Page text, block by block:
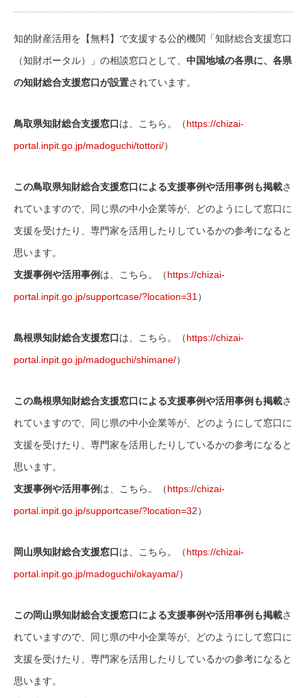
知的財産活用を【無料】で支援する公的機関「知財総合支援窓口
（知財ポータル）」の相談窓口として、 中国地域の各県に、各県
の知財総合支援窓口が設置されています。
鳥取県知財総合支援窓口は、こちら。（https://chizai-
portal.inpit.go.jp/madoguchi/tottori/）
この鳥取県知財総合支援窓口による支援事例や活用事例も掲載さ
れていますので、同じ県の中小企業等が、どのようにして窓口に
支援を受けたり、専門家を活用したりしているかの参考になると
思います。
支援事例や活用事例は、こちら。（https://chizai-
portal.inpit.go.jp/supportcase/?location=31 ）
島根県知財総合支援窓口は、こちら。（https://chizai-
portal.inpit.go.jp/madoguchi/shimane/）
この島根県知財総合支援窓口による支援事例や活用事例も掲載さ
れていますので、同じ県の中小企業等が、どのようにして窓口に
支援を受けたり、専門家を活用したりしているかの参考になると
思います。
支援事例や活用事例は、こちら。（https://chizai-
portal.inpit.go.jp/supportcase/?location=32）
岡山県知財総合支援窓口は、こちら。（https://chizai-
portal.inpit.go.jp/madoguchi/okayama/）
この岡山県知財総合支援窓口による支援事例や活用事例も掲載さ
れていますので、同じ県の中小企業等が、どのようにして窓口に
支援を受けたり、専門家を活用したりしているかの参考になると
思います。